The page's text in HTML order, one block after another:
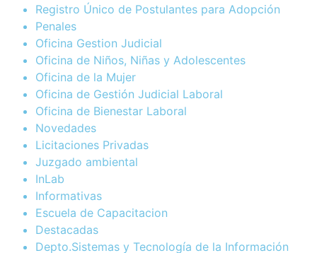
Registro Único de Postulantes para Adopción
Penales
Oficina Gestion Judicial
Oficina de Niños, Niñas y Adolescentes
Oficina de la Mujer
Oficina de Gestión Judicial Laboral
Oficina de Bienestar Laboral
Novedades
Licitaciones Privadas
Juzgado ambiental
InLab
Informativas
Escuela de Capacitacion
Destacadas
Depto.Sistemas y Tecnología de la Información